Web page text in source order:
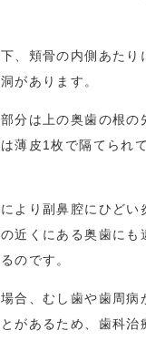
、頬骨の内側あたり
があります。
分は上の奥歯の根の
薄皮1枚で隔てられ
より副鼻腔にひどい
近くにある奥歯にも
のです。
合、むし歯や歯周病
があるため、歯科治